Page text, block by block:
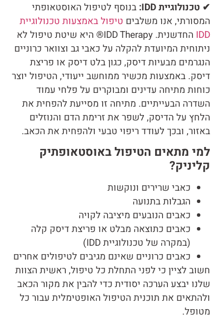
✔ טכנולוגיית IDD:
בנוסף לטיפול האוסטאופתי
המסורתי, אנו משלבים טיפול באמצעות טכנולוגיית
IDD
החדשנית. IDD Therapy® היא שיטת טיפול לא
ניתוחית המיועדת להקלה על כאבי גב וצוואר כרוניים
הנגרמים מבעיות דיסק, כגון בלט דיסק או פריצת
דיסק. באמצעות מכשיר ממוחשב ייעודי, הטיפול יוצר
כוחות מתיחה עדינים ומבוקרים על פלחי עמוד
השדרה הבעייתיים. מתיחה זו מסייעת להפחית את
הלחץ על הדיסק, לשפר את זרימת הדם והנוזלים
באזור, ובכך לעודד ריפוי טבעי ולהפחית את הכאב.
למי מתאים הטיפול באוסטאופתיק
קליניק?
כאבי שרירים ונוקשות
הגבלות בתנועה
כאבים הנובעים מיציבה לקויה
כאבים כתוצאה מבלט או פריצת דיסק קלה
(במקרה של טכנולוגיית IDD)
כאבים כרוניים שאינם מגיבים לטיפולים אחרים
חשוב לציין כי לפני התחלת כל טיפול, ראשית הצוות
שלנו יבצע הערכה יסודית כדי להבין את מקור הכאב
ולהתאים את תוכנית הטיפול האופטימלית עבור כל
מטופל.